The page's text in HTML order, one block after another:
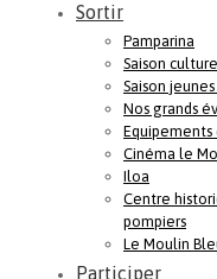
Sortir
Pamparina
Saison
Saison
Nos grands
Cinéma le
Iloa
Centre
pompiers
Le Moulin
Participer